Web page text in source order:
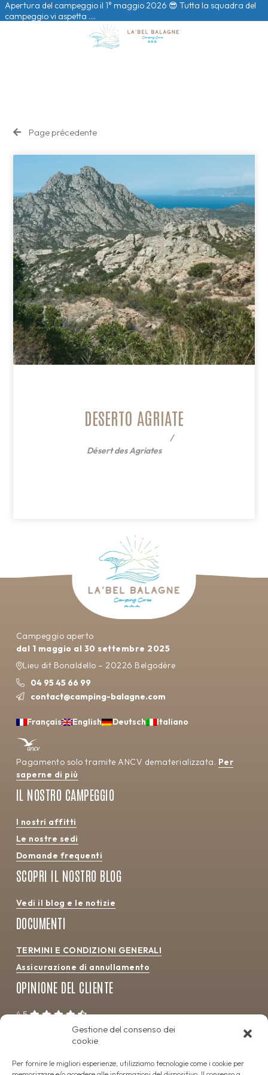
Gestione del consenso dei
cookie
Per fornire le migliori esperienze, utilizziamo tecnologie come i cookie per
Apertura del campeggio il 1° maggio 2026 😎 Tutta la squadra del
campeggio vi aspetta ….
Page précedente
DESERTO AGRIATE
Désert des Agriates
Campeggio aperto
dal 1 maggio al 30 settembre 2025
Lieu dit Bonaldello – 20226 Belgodère
04 95 45 66 99
contact@camping-balagne.com
Français English Deutsch Italiano
Pagamento solo tramite ANCV dematerializzata. Per
saperne di più
IL NOSTRO CAMPEGGIO
I nostri affitti
Le nostre sedi
Domande frequenti
SCOPRI IL NOSTRO BLOG
Vedi il blog e le notizie
DOCUMENTI
TERMINI E CONDIZIONI GENERALI
Assicurazione di annullamento
OPINIONE DEL CLIENTE
4.5